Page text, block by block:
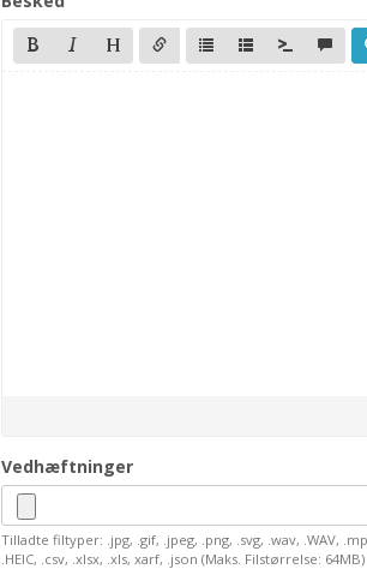
Vedhæftninger
Tilladte filtyper: .jpg, .gif, .jpeg, .png, .svg, .wav, .WAV,
.HEIC, .csv, .xlsx, .xls, xarf, .json (Maks. Filstørrelse: 64MB)